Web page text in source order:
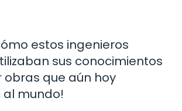
estos ingenieros
sus conocimientos
que aún hoy
mundo!